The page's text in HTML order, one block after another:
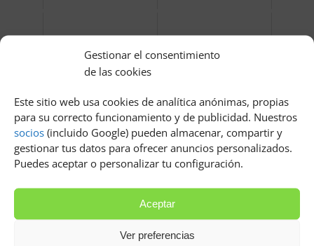
Gestionar el consentimiento
de las cookies
Este sitio web usa cookies de analítica anónimas, propias
para su correcto funcionamiento y de publicidad. Nuestros
socios (incluido Google) pueden almacenar, compartir y
gestionar tus datos para ofrecer anuncios personalizados.
Puedes aceptar o personalizar tu configuración.
Aceptar
Ver preferencias
Autónomo en España: guía
para trabajar por cuenta
propia
Empresa de transportes,
clave para hacer tus envíos
con seguridad